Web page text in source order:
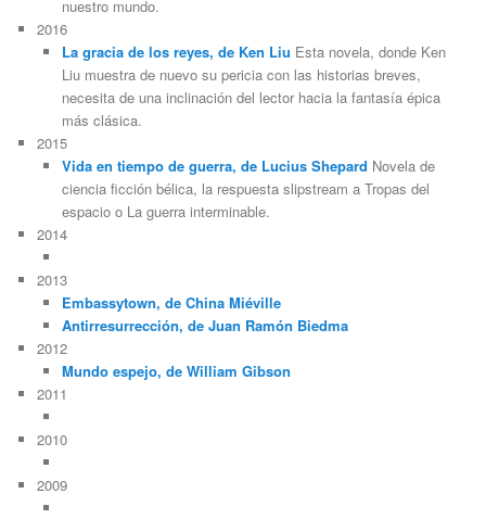
nuestro mundo.
2016
La gracia de los reyes, de Ken Liu Esta novela, donde Ken
Liu muestra de nuevo su pericia con las historias breves,
necesita de una inclinación del lector hacia la fantasía épica
más clásica.
2015
Vida en tiempo de guerra, de Lucius Shepard Novela de
ciencia ficción bélica, la respuesta slipstream a Tropas del
espacio o La guerra interminable.
2014
2013
Embassytown, de China Miéville
Antirresurrección, de Juan Ramón Biedma
2012
Mundo espejo, de William Gibson
2011
2010
2009